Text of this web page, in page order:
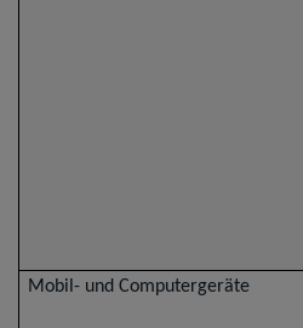
Mobil- und Computergeräte